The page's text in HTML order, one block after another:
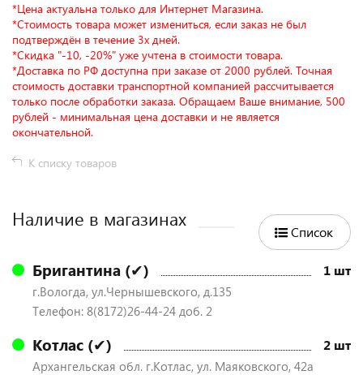
*Цена актуальна только для Интернет Магазина.
*Стоимость товара может измениться, если заказ не был
подтверждён в течение 3х дней.
*Скидка "-10, -20%" уже учтена в стоимости товара.
*Доставка по РФ доступна при заказе от 2000 рублей. Точная
стоимость доставки транспортной компанией рассчитывается
только после обработки заказа. Обращаем Ваше внимание, 500
рублей - минимальная цена доставки и не является
окончательной.
К списку товаров
Наличие в магазинах
Список
Бригантина (✔) 1 шт
г.Вологда, ул.Чернышевского, д.135
Телефон: 8(8172)26-44-24 доб. 2
Котлас (✔) 2 шт
Архангельская обл. г.Котлас, ул. Маяковского, 42а